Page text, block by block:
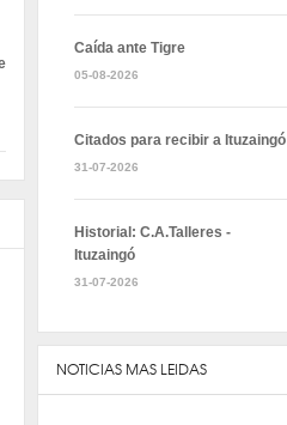
Caída ante Tigre
05-08-2026
Citados para recibir a Ituzaingó
31-07-2026
Historial: C.A.Talleres -
Ituzaingó
31-07-2026
NOTICIAS MAS LEIDAS